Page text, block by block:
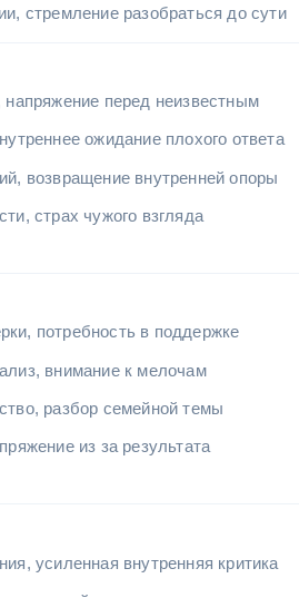
стремление разобраться до сути
напряжение перед неизвестным
ожидание плохого ответа
возвращение внутренней опоры
страх чужого взгляда
потребность в поддержке
внимание к мелочам
разбор семейной темы
из за результата
усиленная внутренняя критика